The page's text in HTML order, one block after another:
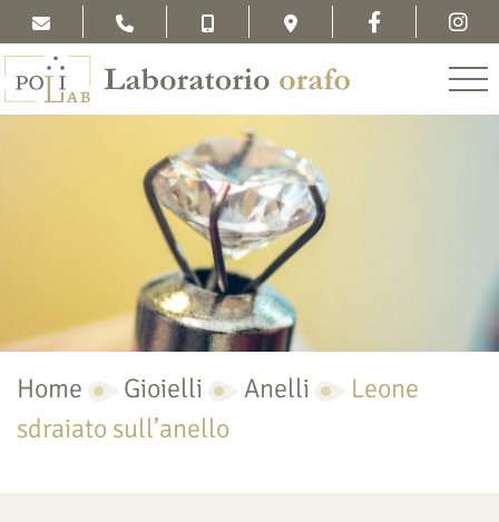
Home Gioielli Anelli
Leone
sdraiato sull’anello